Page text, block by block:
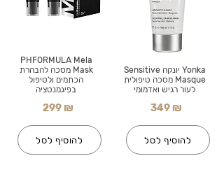
PHFORMULA Mela
Mask מסכה להבהרת
הכתמים ולטיפול
בפיגמנטציה
299 ₪
להוסיף לסל
Yonka יונקה Sensitive
Masque מסכה טיפולית
לעור רגיש ואדמומי
349 ₪
להוסיף לסל